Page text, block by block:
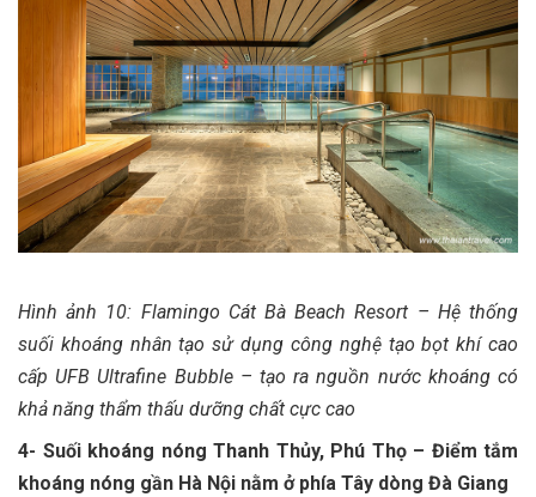
Hình ảnh 10: Flamingo Cát Bà Beach Resort – Hệ thống
suối khoáng nhân tạo sử dụng công nghệ tạo bọt khí cao
cấp UFB Ultrafine Bubble – tạo ra nguồn nước khoáng có
khả năng thẩm thấu dưỡng chất cực cao
4- Suối khoáng nóng Thanh Thủy, Phú Thọ – Điểm tắm
khoáng nóng gần Hà Nội nằm ở phía Tây dòng Đà Giang